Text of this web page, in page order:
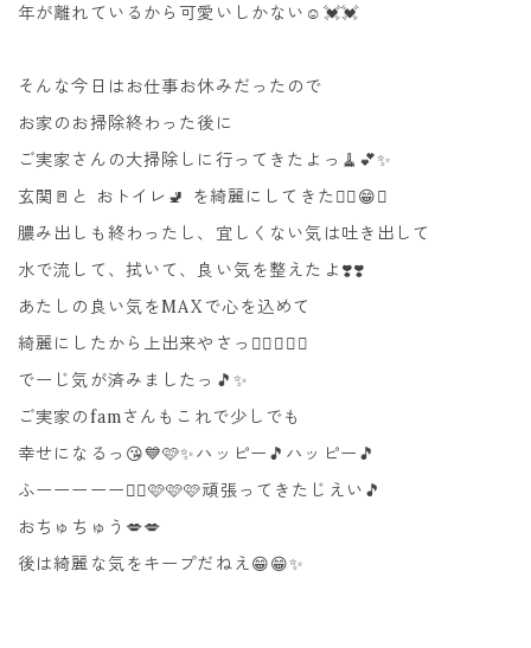
年が離れているから可愛いしかない☺️💓💓
そんな今日はお仕事お休みだったので
お家のお掃除終わった後に
ご実家さんの大掃除しに行ってきたよっ🧹💕✨
玄関🚪と おトイレ🚽 を綺麗にしてきた✌🏻😁💕
膿み出しも終わったし、宜しくない気は吐き出して
水で流して、拭いて、良い気を整えたよ❣️❣️
あたしの良い気をMAXで心を込めて
綺麗にしたから上出来やさっ✌🏻💓💓💓
でーじ気が済みましたっ🎵✨
ご実家のfamさんもこれで少しでも
幸せになるっ😘💙🩷✨ハッピー🎵ハッピー🎵
ふーーーーー😮‍💨🩷🩷🩷頑張ってきたじえい🎵
おちゅちゅう💋💋
後は綺麗な気をキープだねえ😁😁✨